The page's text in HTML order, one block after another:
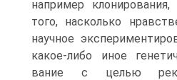
например
того, насколько
научное
какое-либо иное
вание с целью